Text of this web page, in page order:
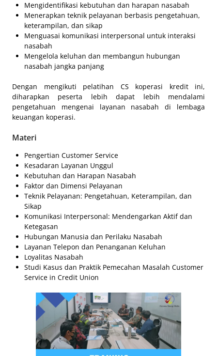
Mengidentifikasi kebutuhan dan harapan nasabah
Menerapkan teknik pelayanan berbasis pengetahuan,
keterampilan, dan sikap
Menguasai komunikasi interpersonal untuk interaksi
nasabah
Mengelola keluhan dan membangun hubungan
nasabah jangka panjang
Dengan mengikuti pelatihan CS koperasi kredit ini,
diharapkan peserta lebih dapat lebih mendalami
pengetahuan mengenai layanan nasabah di lembaga
keuangan koperasi.
Materi
Pengertian Customer Service
Kesadaran Layanan Unggul
Kebutuhan dan Harapan Nasabah
Faktor dan Dimensi Pelayanan
Teknik Pelayanan: Pengetahuan, Keterampilan, dan
Sikap
Komunikasi Interpersonal: Mendengarkan Aktif dan
Ketegasan
Hubungan Manusia dan Perilaku Nasabah
Layanan Telepon dan Penanganan Keluhan
Loyalitas Nasabah
Studi Kasus dan Praktik Pemecahan Masalah Customer
Service in Credit Union